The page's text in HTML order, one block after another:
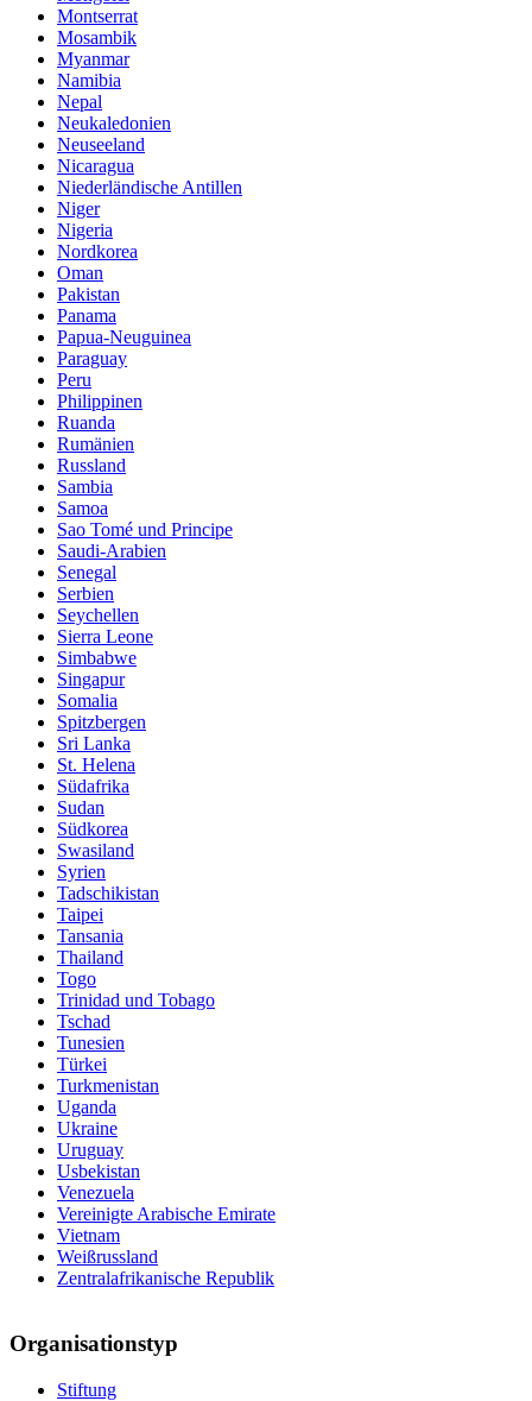
Montserrat
Mosambik
Myanmar
Namibia
Nepal
Neukaledonien
Neuseeland
Nicaragua
Niederländische Antillen
Niger
Nigeria
Nordkorea
Oman
Pakistan
Panama
Papua-Neuguinea
Paraguay
Peru
Philippinen
Ruanda
Rumänien
Russland
Sambia
Samoa
Sao Tomé und Principe
Saudi-Arabien
Senegal
Serbien
Seychellen
Sierra Leone
Simbabwe
Singapur
Somalia
Spitzbergen
Sri Lanka
St. Helena
Südafrika
Sudan
Südkorea
Swasiland
Syrien
Tadschikistan
Taipei
Tansania
Thailand
Togo
Trinidad und Tobago
Tschad
Tunesien
Türkei
Turkmenistan
Uganda
Ukraine
Uruguay
Usbekistan
Venezuela
Vereinigte Arabische Emirate
Vietnam
Weißrussland
Zentralafrikanische Republik
Organisationstyp
Stiftung